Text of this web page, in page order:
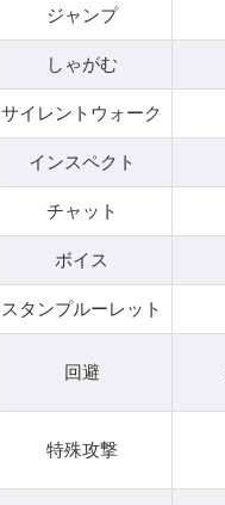
ジャンプ
しゃがむ
サイレントウォーク
インスペクト
チャット
ボイス
スタンプルーレット
回避
特殊攻撃